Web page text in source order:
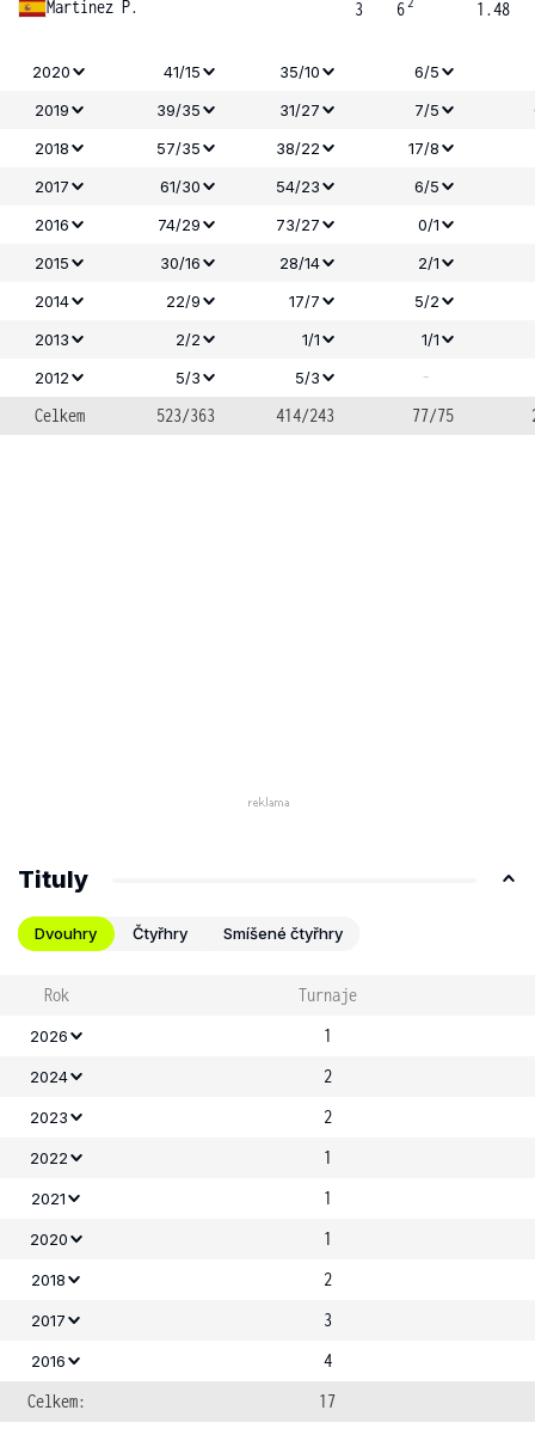
Martinez P. 3 6 1.48
2020 41/15 35/10
6/5
2019
39/35 31/27 7/5
2018
57/35 38/22 17/8
2017
61/30 54/23
6/5
2016
74/29 73/27
0/1
2015
30/16 28/14
2/1
2014
22/9 17/7
5/2
2013
2/2 1/1
1/1
2012
5/3 5/3
-
Celkem
523/363 414/243 77/75
Tituly
Dvouhry Čtyřhry Smíšené čtyřhry
Rok Turnaje
2026 1
2024 2
2023 2
2022 1
2021 1
2020 1
2018 2
2017 3
2016
4
Celkem:
17